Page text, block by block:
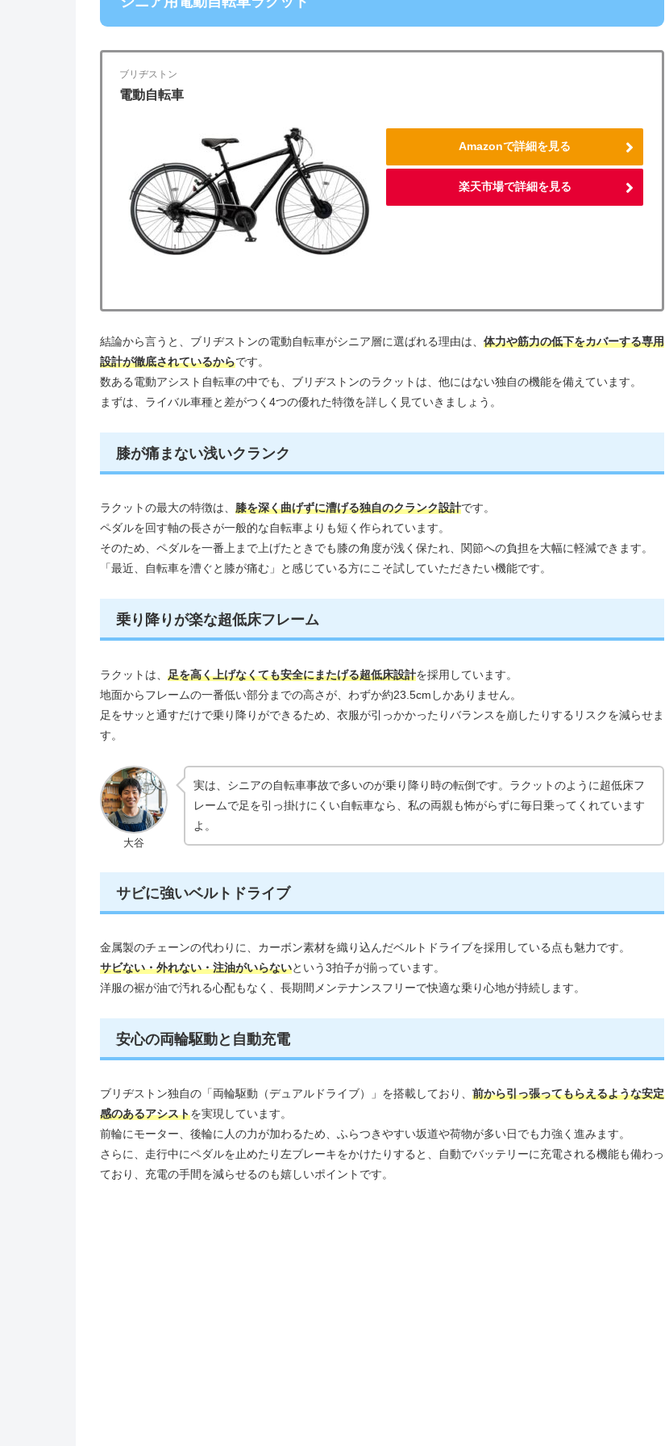
ブリヂストン
電動自転車
Amazonで詳細を見る
楽天市場で詳細を見る
結論から言うと、ブリヂストンの電動自転車がシニア層に選ばれる理由は、 体力や筋力の低下をカバーする専用
設計が徹底されているからです。
数ある電動アシスト自転車の中でも、ブリヂストンのラクットは、他にはない独自の機能を備えています。
まずは、ライバル車種と差がつく4つの優れた特徴を詳しく見ていきましょう。
膝が痛まない浅いクランク
ラクットの最大の特徴は、 膝を深く曲げずに漕げる独自のクランク設計です。
ペダルを回す軸の長さが一般的な自転車よりも短く作られています。
そのため、ペダルを一番上まで上げたときでも膝の角度が浅く保たれ、関節への負担を大幅に軽減できます。
「最近、自転車を漕ぐと膝が痛む」と感じている方にこそ試していただきたい機能です。
乗り降りが楽な超低床フレーム
ラクットは、 足を高く上げなくても安全にまたげる超低床設計を採用しています。
地面からフレームの一番低い部分までの高さが、わずか約23.5cmしかありません。
足をサッと通すだけで乗り降りができるため、衣服が引っかかったりバランスを崩したりするリスクを減らせま
す。
大谷
実は、シニアの自転車事故で多いのが乗り降り時の転倒です。ラクットのように超低床フ
レームで足を引っ掛けにくい自転車なら、私の両親も怖がらずに毎日乗ってくれています
よ。
サビに強いベルトドライブ
金属製のチェーンの代わりに、カーボン素材を織り込んだベルトドライブを採用している点も魅力です。
サビない・外れない・注油がいらないという3拍子が揃っています。
洋服の裾が油で汚れる心配もなく、長期間メンテナンスフリーで快適な乗り心地が持続します。
安心の両輪駆動と自動充電
ブリヂストン独自の「両輪駆動（デュアルドライブ）」を搭載しており、 前から引っ張ってもらえるような安定
感のあるアシストを実現しています。
前輪にモーター、後輪に人の力が加わるため、ふらつきやすい坂道や荷物が多い日でも力強く進みます。
さらに、走行中にペダルを止めたり左ブレーキをかけたりすると、自動でバッテリーに充電される機能も備わっ
ており、充電の手間を減らせるのも嬉しいポイントです。